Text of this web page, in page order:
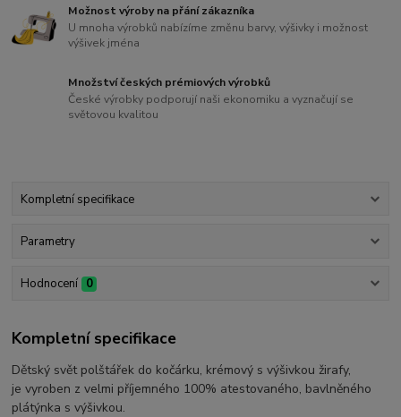
Možnost výroby na přání zákazníka
U mnoha výrobků nabízíme změnu barvy, výšivky i možnost
výšivek jména
Množství českých prémiových výrobků
České výrobky podporují naši ekonomiku a vyznačují se
světovou kvalitou
Kompletní specifikace
Parametry
Hodnocení 0
Kompletní specifikace
Dětský svět polštářek do kočárku, krémový s výšivkou žirafy,
je vyroben z velmi příjemného 100% atestovaného, bavlněného
plátýnka s výšivkou.